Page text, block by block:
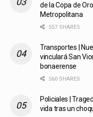
de la Copa de
Metropolitana
557 SHARES
Transportes |
vinculará San
bonaerense
560 SHARES
Policiales |
vida tras un